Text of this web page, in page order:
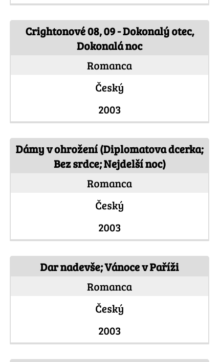
Crightonové 08, 09 - Dokonalý otec,
Dokonalá noc
Romanca
Český
2003
Dámy v ohrožení (Diplomatova dcerka;
Bez srdce; Nejdelší noc)
Romanca
Český
2003
Dar nadevše; Vánoce v Paříži
Romanca
Český
2003